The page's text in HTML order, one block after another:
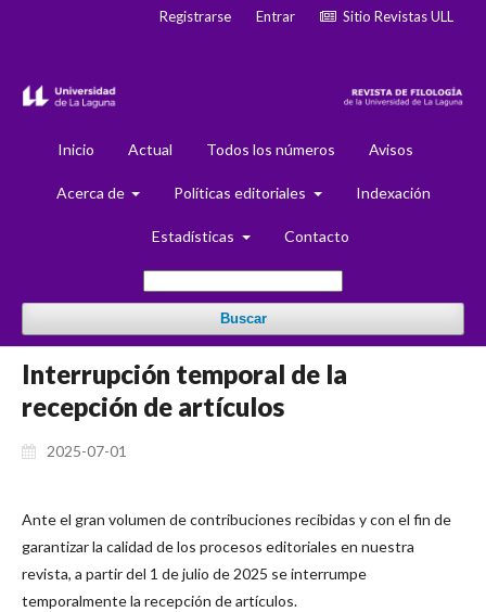
Inicio Actual Todos los números Avisos
Acerca de Políticas editoriales Indexación
Estadísticas Contacto
Buscar
Registrarse Entrar Sitio Revistas ULL
Interrupción temporal de la
recepción de artículos
2025-07-01
Ante el gran volumen de contribuciones recibidas y con el fin de
garantizar la calidad de los procesos editoriales en nuestra
revista, a partir del 1 de julio de 2025 se interrumpe
temporalmente la recepción de artículos.